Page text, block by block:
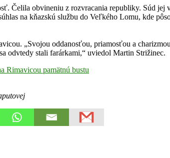
Čelila obvineniu z rozvracania republiky. Súd
na kňazskú službu do Veľkého Lomu, kde
„Svojou oddanosťou, priamosťou a
odvtedy stali farárkami,“ uviedol Martin Strižinec.
Rimavicou pamätnú bustu